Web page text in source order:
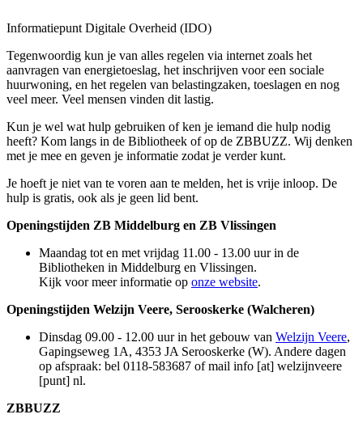
Informatiepunt Digitale Overheid (IDO)
Tegenwoordig kun je van alles regelen via internet zoals het
aanvragen van energietoeslag, het inschrijven voor een sociale
huurwoning, en het regelen van belastingzaken, toeslagen en nog
veel meer. Veel mensen vinden dit lastig.
Kun je wel wat hulp gebruiken of ken je iemand die hulp nodig
heeft? Kom langs in de Bibliotheek of op de ZBBUZZ. Wij denken
met je mee en geven je informatie zodat je verder kunt.
Je hoeft je niet van te voren aan te melden, het is vrije inloop. De
hulp is gratis, ook als je geen lid bent.
Openingstijden ZB Middelburg en ZB Vlissingen
Maandag tot en met vrijdag 11.00 - 13.00 uur in de
Bibliotheken in Middelburg en Vlissingen.
Kijk voor meer informatie op onze website.
Openingstijden Welzijn Veere, Serooskerke (Walcheren)
Dinsdag 09.00 - 12.00 uur in het gebouw van Welzijn Veere,
Gapingseweg 1A, 4353 JA Serooskerke (W). Andere dagen
op afspraak: bel 0118-583687 of mail info [at] welzijnveere
[punt] nl.
ZBBUZZ